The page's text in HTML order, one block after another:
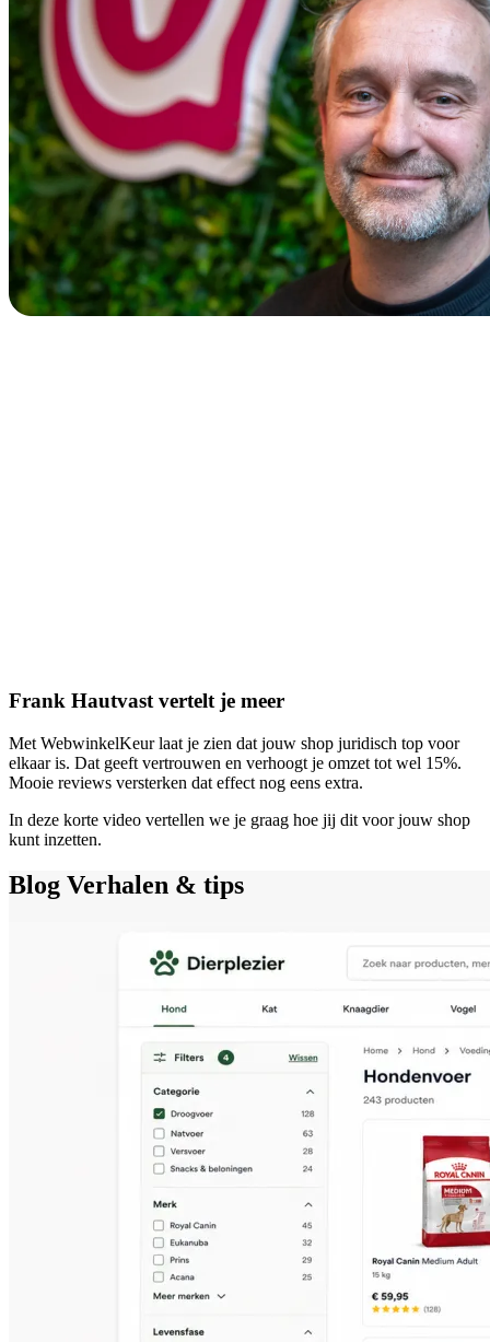
Frank Hautvast vertelt je meer
Met WebwinkelKeur laat je zien dat jouw shop juridisch top voor
elkaar is. Dat geeft vertrouwen en verhoogt je omzet tot wel 15%.
Mooie reviews versterken dat effect nog eens extra.
In deze korte video vertellen we je graag hoe jij dit voor jouw shop
kunt inzetten.
Blog Verhalen & tips